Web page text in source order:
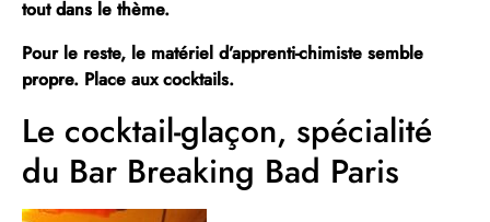
tout dans le thème.
Pour le reste, le matériel d’apprenti-chimiste semble
propre. Place aux cocktails.
Le cocktail-glaçon, spécialité
du Bar Breaking Bad Paris